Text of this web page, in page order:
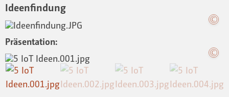
Ideenfindung
Präsentation: